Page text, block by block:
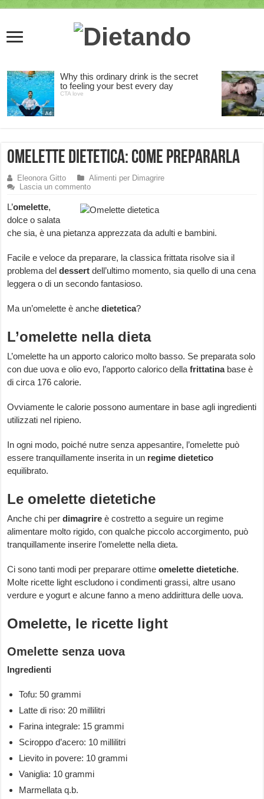
Omelette dietetica: come prepararla
Eleonora Gitto
Alimenti per Dimagrire
Lascia un commento
L’omelette,
dolce o salata
che sia, è una pietanza apprezzata da adulti e bambini.
Facile e veloce da preparare, la classica frittata risolve sia il
problema deldessert dell’ultimo momento, sia quello di una cena
leggera o di un secondo fantasioso.
Ma un’omelette è anchedietetica?
L’omelette nella dieta
L’omelette ha un apporto calorico molto basso. Se preparata solo
con due uova e olio evo, l’apporto calorico dellafrittatina base è
di circa 176 calorie.
Ovviamente le calorie possono aumentare in base agli ingredienti
utilizzati nel ripieno.
In ogni modo, poiché nutre senza appesantire, l’omelette può
essere tranquillamente inserita in un regime dietetico
equilibrato.
Le omelette dietetiche
Anche chi perdimagrire è costretto a seguire un regime
alimentare molto rigido, con qualche piccolo accorgimento, può
tranquillamente inserire l’omelette nella dieta.
Ci sono tanti modi per preparare ottimeomelette dietetiche.
Molte ricette light escludono i condimenti grassi, altre usano
verdure e yogurt e alcune fanno a meno addirittura delle uova.
Omelette, le ricette light
Omelette senza uova
Ingredienti
Tofu: 50 grammi
Latte di riso: 20 millilitri
Farina integrale: 15 grammi
Sciroppo d’acero: 10 millilitri
Lievito in povere: 10 grammi
Vaniglia: 10 grammi
Marmellata q.b.